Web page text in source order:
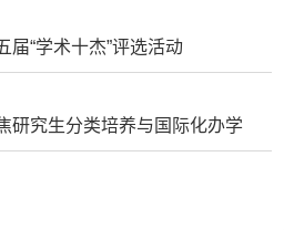
届“学术十杰”评选活动
研究生分类培养与国际化办学